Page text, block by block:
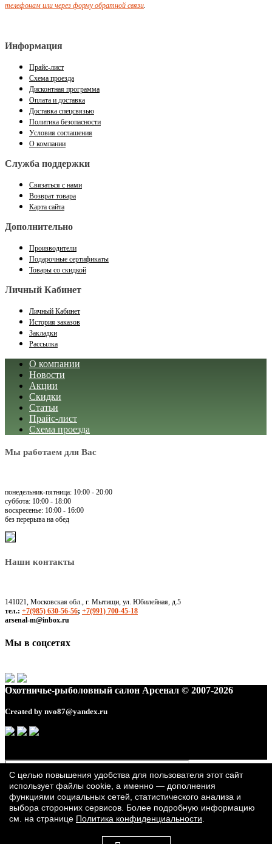
телефонам или через форму обратной связи.
Информация
Прайс-лист
Схема проезда
Дисконтная программа
Оплата и доставка
Доставка спецсвязью
Политика безопасности
Условия соглашения
О компании
Служба поддержки
Связаться с нами
Возврат товара
Карта сайта
Дополнительно
Производители
Подарочные сертификаты
Товары со скидкой
Личный Кабинет
Личный Кабинет
История заказов
Закладки
Рассылка
О компании
Новости
Акции
Скидки
Статьи
Прайс-лист
Схема проезда
Мы работаем для Вас
понедельник-пятница: 10:00 - 20:00
суббота: 10:00 - 18:00
воскресенье: 10:00 - 16:00
без перерыва на обед
Наши контакты
141021, Московская обл., г. Мытищи, ул. Юбилейная, д.5
тел.: +7(985) 630-56-56; +7(991) 700-45-18
arsenal-m@inbox.ru
Мы в соцсетях
Охотничье-рыболовный салон Арсенал © 2007-2026
Created by nvo87@yandex.ru
С целью повышения удобства для пользователя этот сайт
использует файлы cookie, а именно — дополнения
функциями социальных сетей, статистического анализа и
выбора сторонних сервисов. Более подробную информацию
см. на странице Политика конфиденциальности